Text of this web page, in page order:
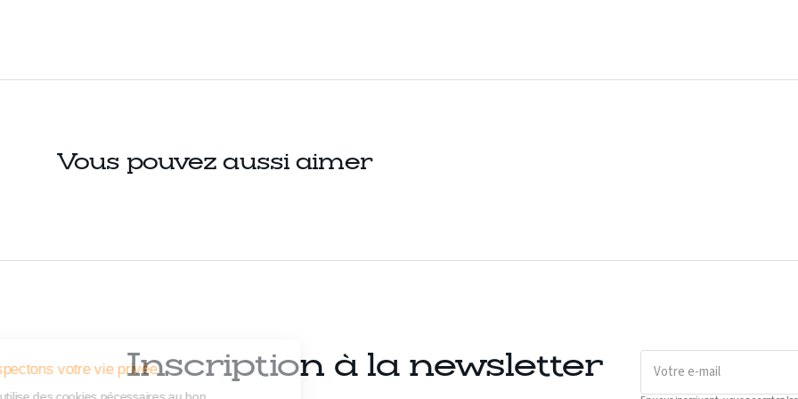
Nous respectons votre vie privée
Vous pouvez aussi aimer
Inscription à la newsletter
Votre
mail